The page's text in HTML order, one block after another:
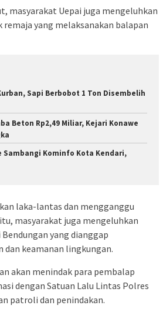
masyarakat Uepai juga mengeluhkan
remaja yang melaksanakan balapan
Sapi Berbobot 1 Ton Disembelih
Beton Rp2,49 Miliar, Kejari Konawe
Sambangi Kominfo Kota Kendari,
laka-lantas dan mengganggu
masyarakat juga mengeluhkan
yang dianggap
keamanan lingkungan.
akan menindak para pembalap
dengan Satuan Lalu Lintas Polres
patroli dan penindakan.